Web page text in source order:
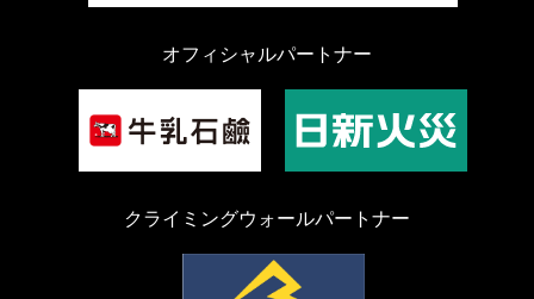
オフィシャルパートナー
クライミングウォールパートナー